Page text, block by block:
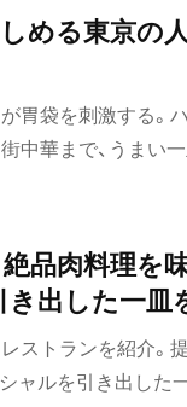
める東京の
胃袋を刺激する。
中華まで、うまい
品肉料理を
出した一皿
ストランを紹介。
ャルを引き出した